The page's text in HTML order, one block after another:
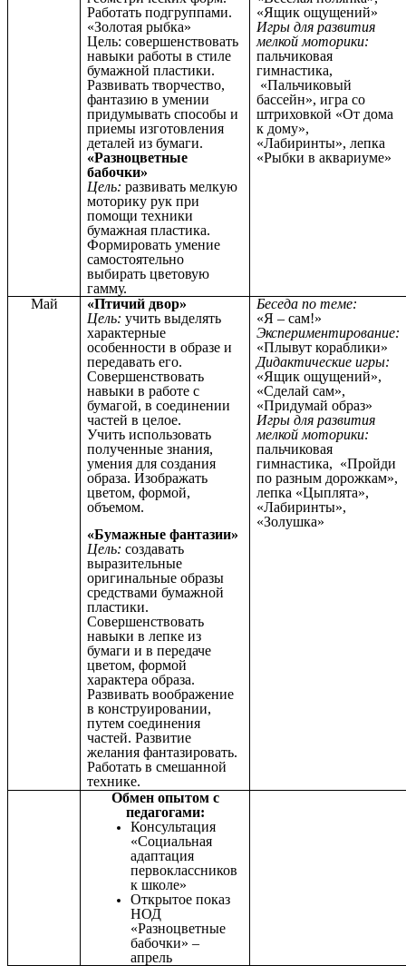
Работать подгруппами.
«Золотая рыбка»
Цель: совершенствовать
навыки работы в стиле
бумажной пластики.
Развивать творчество,
фантазию в умении
придумывать способы и
приемы изготовления
деталей из бумаги.
«Разноцветные
бабочки»
Цель:развивать мелкую
моторику рук при
помощи техники
бумажная пластика.
Формировать умение
самостоятельно
выбирать цветовую
гамму.
«Ящик ощущений»
Игры для развития
мелкой моторики:
пальчиковая
гимнастика,
«Пальчиковый
бассейн», игра со
штриховкой «От дома
к дому»,
«Лабиринты», лепка
«Рыбки в аквариуме»
Май
«Птичий двор»
Цель: учить выделять
характерные
особенности в образе и
передавать его.
Совершенствовать
навыки в работе с
бумагой, в соединении
частей в целое.
Учить использовать
полученные знания,
умения для создания
образа. Изображать
цветом, формой,
объемом.
«Бумажные фантазии»
Цель: создавать
выразительные
оригинальные образы
средствами бумажной
пластики.
Совершенствовать
навыки в лепке из
бумаги и в передаче
цветом, формой
характера образа.
Развивать воображение
в конструировании,
путем соединения
частей. Развитие
желания фантазировать.
Работать в смешанной
технике.
Беседа по теме:
«Я – сам!»
Экспериментирование:
«Плывут кораблики»
Дидактические игры:
«Ящик ощущений»,
«Сделай сам»,
«Придумай образ»
Игры для развития
мелкой моторики:
пальчиковая
гимнастика, «Пройди
по разным дорожкам»,
лепка «Цыплята»,
«Лабиринты»,
«Золушка»
Обмен опытом с
педагогами:
Консультация
«Социальная
адаптация
первоклассников
к школе»
Открытое показ
НОД
«Разноцветные
бабочки» –
апрель